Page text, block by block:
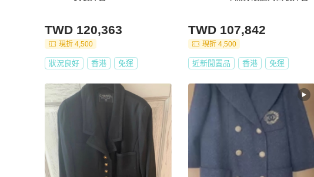
TWD 120,363
現折 4,500
狀況良好 香港 免運
TWD 107,842
現折 4,500
近新閒置品 香港 免運